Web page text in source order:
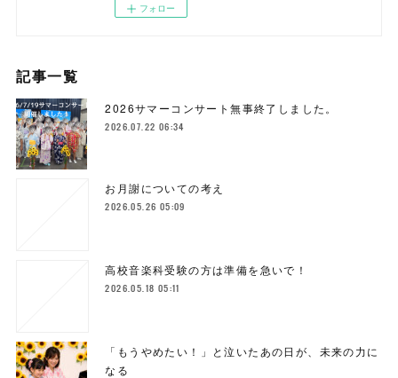
フォロー
記事一覧
2026サマーコンサート無事終了しました。
2026.07.22 06:34
お月謝についての考え
2026.05.26 05:09
高校音楽科受験の方は準備を急いで！
2026.05.18 05:11
「もうやめたい！」と泣いたあの日が、未来の力に
なる